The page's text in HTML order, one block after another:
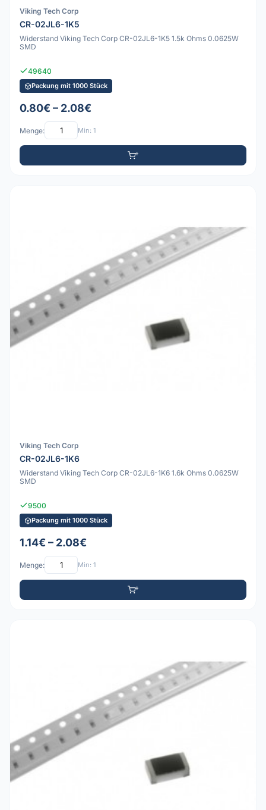
Viking Tech Corp
CR-02JL6-1K5
Widerstand Viking Tech Corp CR-02JL6-1K5 1.5k Ohms 0.0625W
SMD
49640
Packung mit 1000 Stück
0.80€ – 2.08€
Menge: Min: 1
Viking Tech Corp
CR-02JL6-1K6
Widerstand Viking Tech Corp CR-02JL6-1K6 1.6k Ohms 0.0625W
SMD
9500
Packung mit 1000 Stück
1.14€ – 2.08€
Menge: Min: 1